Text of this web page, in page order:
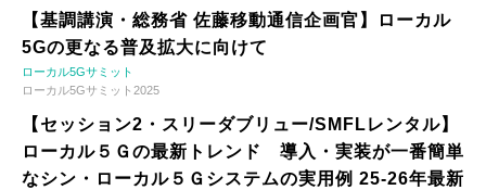
【基調講演・総務省 佐藤移動通信企画官】ローカル
5Gの更なる普及拡大に向けて
ローカル5Gサミット
ローカル5Gサミット2025
【セッション2・スリーダブリュー/SMFLレンタル】
ローカル５Ｇの最新トレンド 導入・実装が一番簡単
なシン・ローカル５Ｇシステムの実用例 25-26年最新